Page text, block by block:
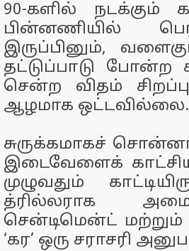
90-களில் நடக்கும்
பின்னணியில்
இருப்பினும்,
தட்டுப்பாடு போன்ற
சென்ற விதம்
ஆழமாக ஒட்டவில்லை.
சுருக்கமாகச்
இடைவேளைக்
முழுவதும்
த்ரில்லராக
சென்டிமென்ட்
‘கர’ ஒரு சராசரி